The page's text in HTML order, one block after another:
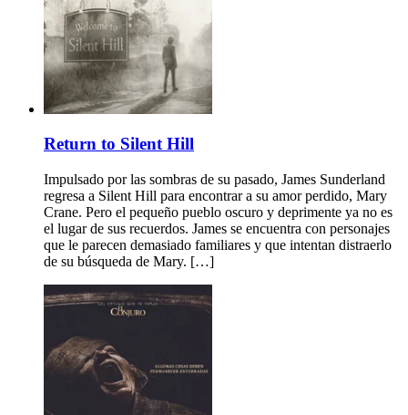
Return to Silent Hill
Impulsado por las sombras de su pasado, James Sunderland
regresa a Silent Hill para encontrar a su amor perdido, Mary
Crane. Pero el pequeño pueblo oscuro y deprimente ya no es
el lugar de sus recuerdos. James se encuentra con personajes
que le parecen demasiado familiares y que intentan distraerlo
de su búsqueda de Mary. […]